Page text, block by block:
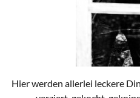
Hier werden allerlei leckere